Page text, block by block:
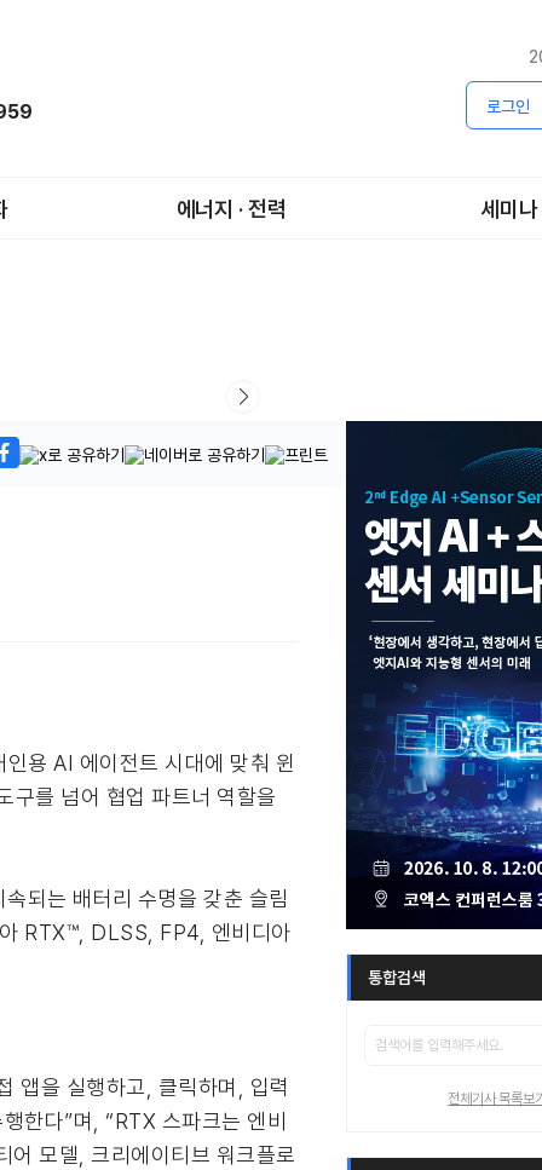
로그인
에너지 · 전력 세미나
용 AI 에이전트 시대에 맞춰 윈
를 넘어 협업 파트너 역할을
되는 배터리 수명을 갖춘 슬림
RTX™, DLSS, FP4, 엔비디아
앱을 실행하고, 클릭하며, 입력
한다”며, “RTX 스파크는 엔비
어 모델, 크리에이티브 워크플로
통합검색
전체기사 목록보